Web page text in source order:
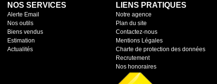
NOS SERVICES
Alerte Email
Nos outils
Biens vendus
Estimation
Actualités
LIENS PRATIQUES
Notre agence
Plan du site
Contactez-nous
Mentions Légales
Charte de protection des données
Recrutement
Nos honoraires